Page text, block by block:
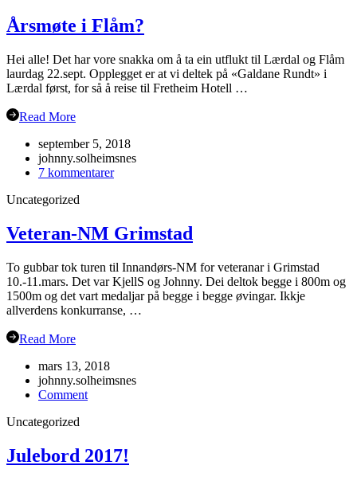
Årsmøte i Flåm?
Hei alle! Det har vore snakka om å ta ein utflukt til Lærdal og Flåm
laurdag 22.sept. Opplegget er at vi deltek på «Galdane Rundt» i
Lærdal først, for så å reise til Fretheim Hotell …
Read More
september 5, 2018
johnny.solheimsnes
7 kommentarertil
Uncategorized
Veteran-NM Grimstad
To gubbar tok turen til Innandørs-NM for veteranar i Grimstad
10.-11.mars. Det var KjellS og Johnny. Dei deltok begge i 800m og
1500m og det vart medaljar på begge i begge øvingar. Ikkje
allverdens konkurranse, …
Read More
mars 13, 2018
johnny.solheimsnes
Commenton
Uncategorized
Julebord 2017!